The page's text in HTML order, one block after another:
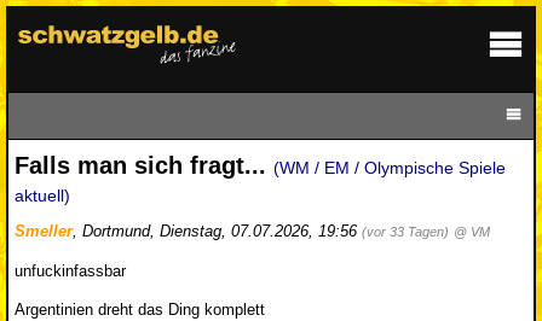
Falls man sich fragt... (WM / EM / Olympische Spiele
aktuell)
Smeller, Dortmund, Dienstag, 07.07.2026, 19:56 (vor 33 Tagen) @ VM
unfuckinfassbar
Argentinien dreht das Ding komplett